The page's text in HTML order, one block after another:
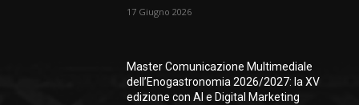
17 Giugno 2026
Master Comunicazione Multimediale
dell’Enogastronomia 2026/2027: la XV
edizione con AI e Digital Marketing